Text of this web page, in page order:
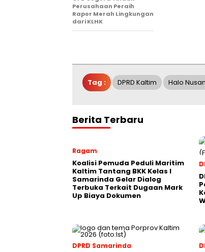
Perusahaan Peraih
Rapor Merah Lingkungan
dari KLHK
Tag : DPRD Kaltim Halo
Berita Terbaru
Ragam
Koalisi Pemuda Peduli Maritim
Kaltim Tantang BKK Kelas I
Samarinda Gelar Dialog
Terbuka Terkait Dugaan Mark
Up Biaya Dokumen
DPRD Samarinda